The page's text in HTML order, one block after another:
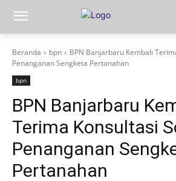
Beranda bpn
BPN Banjarbaru Kembali
Penanganan Sengketa Pertanahan
bpn
BPN Banjarbaru
Terima Konsultasi
Penanganan
Pertanahan